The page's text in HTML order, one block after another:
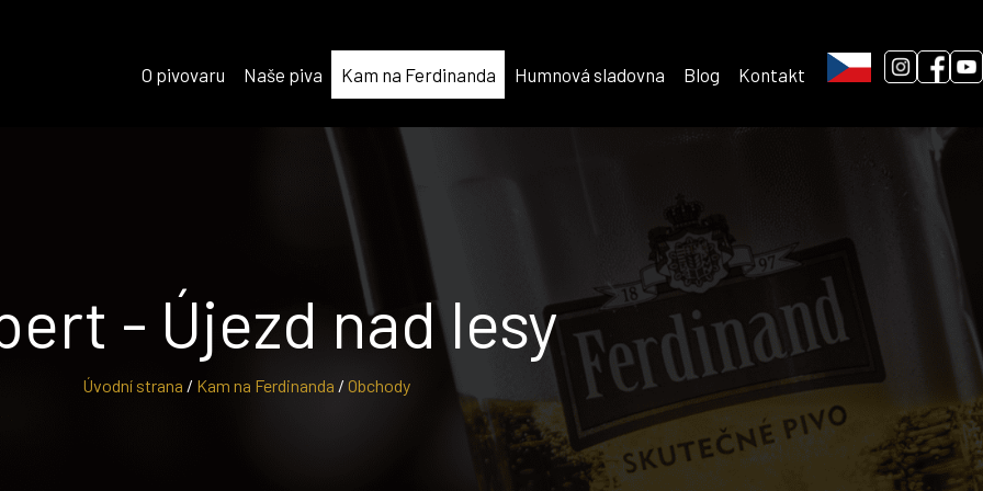
O pivovaru Naše piva Kam na Ferdinanda Humnová sladovna Blog Kontakt
Úvodní strana / Kam na Ferdinanda / Obchody
- Újezd nad lesy